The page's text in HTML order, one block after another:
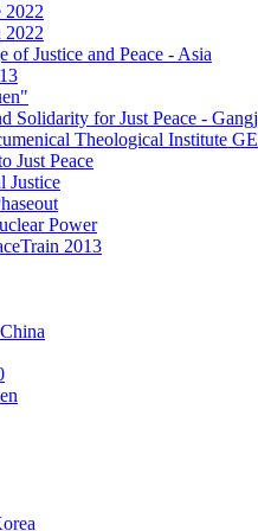
2022
2022
of Justice and Peace - Asia
Solidarity for Just Peace -
Theological Institute
Just Peace
Justice
Power
2013